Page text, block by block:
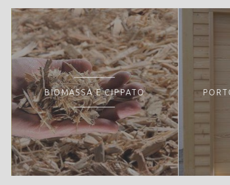
BIOMASSA E CIPPATO